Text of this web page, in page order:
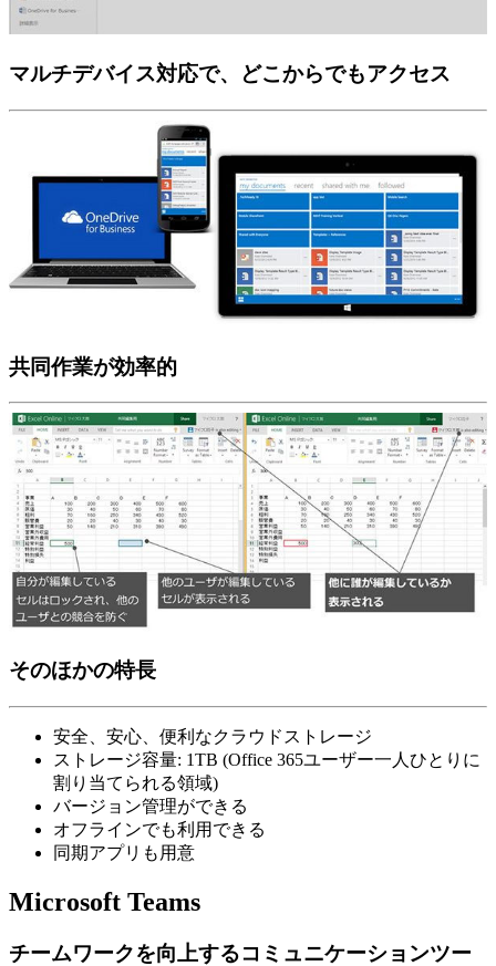
マルチデバイス対応で、どこからでもアクセス
共同作業が効率的
そのほかの特長
安全、安心、便利なクラウドストレージ
ストレージ容量: 1TB (Office 365ユーザー一人ひとりに
割り当てられる領域)
バージョン管理ができる
オフラインでも利用できる
同期アプリも用意
Microsoft Teams
チームワークを向上するコミュニケーションツー